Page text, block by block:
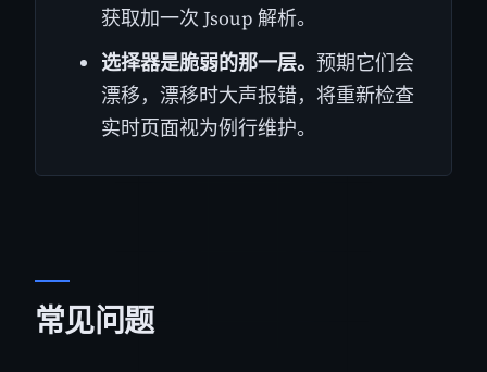
获取加一次 Jsoup 解析。
选择器是脆弱的那一层。 预期它们会
漂移，漂移时大声报错，将重新检查
实时页面视为例行维护。
常见问题